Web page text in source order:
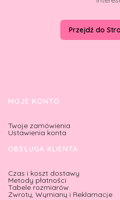
Przejdź do
Linki w stopce
MOJE KONTO
Twoje zamówienia
Ustawienia konta
OBSŁUGA KLIENTA
Czas i koszt dostawy
Metody płatności
Tabele rozmiarów
Zwroty, Wymiany i Reklamacje